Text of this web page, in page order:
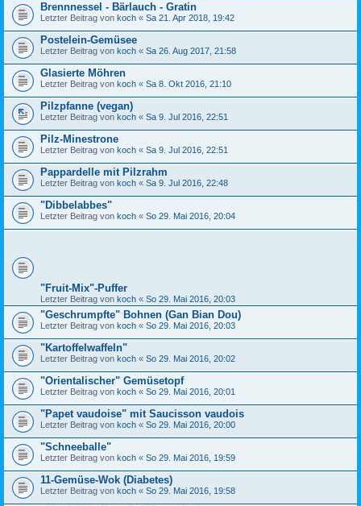
Brennnessel - Bärlauch - Gratin
Letzter Beitrag von koch « Sa 21. Apr 2018, 19:42
Postelein-Gemüsee
Letzter Beitrag von koch « Sa 26. Aug 2017, 21:58
Glasierte Möhren
Letzter Beitrag von koch « Sa 8. Okt 2016, 21:10
Pilzpfanne (vegan)
Letzter Beitrag von koch « Sa 9. Jul 2016, 22:51
Pilz-Minestrone
Letzter Beitrag von koch « Sa 9. Jul 2016, 22:51
Pappardelle mit Pilzrahm
Letzter Beitrag von koch « Sa 9. Jul 2016, 22:48
"Dibbelabbes"
Letzter Beitrag von koch « So 29. Mai 2016, 20:04
"Fruit-Mix"-Puffer
Letzter Beitrag von koch « So 29. Mai 2016, 20:03
"Geschrumpfte" Bohnen (Gan Bian Dou)
Letzter Beitrag von koch « So 29. Mai 2016, 20:03
"Kartoffelwaffeln"
Letzter Beitrag von koch « So 29. Mai 2016, 20:02
"Orientalischer" Gemüsetopf
Letzter Beitrag von koch « So 29. Mai 2016, 20:01
"Papet vaudoise" mit Saucisson vaudois
Letzter Beitrag von koch « So 29. Mai 2016, 20:00
"Schneeballe"
Letzter Beitrag von koch « So 29. Mai 2016, 19:59
11-Gemüse-Wok (Diabetes)
Letzter Beitrag von koch « So 29. Mai 2016, 19:58